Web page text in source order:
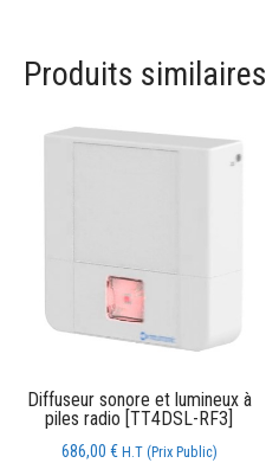
Produits similaires
Diffuseur sonore et lumineux à
piles radio [TT4DSL-RF3]
686,00 € H.T (Prix Public)